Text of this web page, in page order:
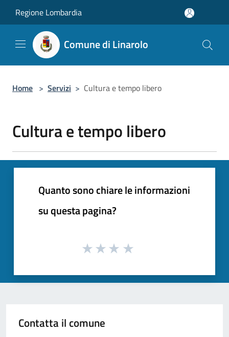
Regione Lombardia
Comune di Linarolo
Home > Servizi > Cultura e tempo libero
Cultura e tempo libero
Quanto sono chiare le informazioni
su questa pagina?
Contatta il comune